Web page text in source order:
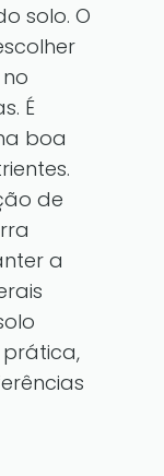
solo. O
É
boa
de
a